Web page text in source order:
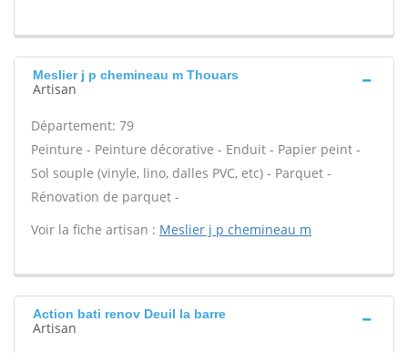
Meslier j p chemineau m Thouars
Artisan
Département: 79
Peinture - Peinture décorative - Enduit - Papier peint -
Sol souple (vinyle, lino, dalles PVC, etc) - Parquet -
Rénovation de parquet -
Voir la fiche artisan : Meslier j p chemineau m
Action bati renov Deuil la barre
Artisan